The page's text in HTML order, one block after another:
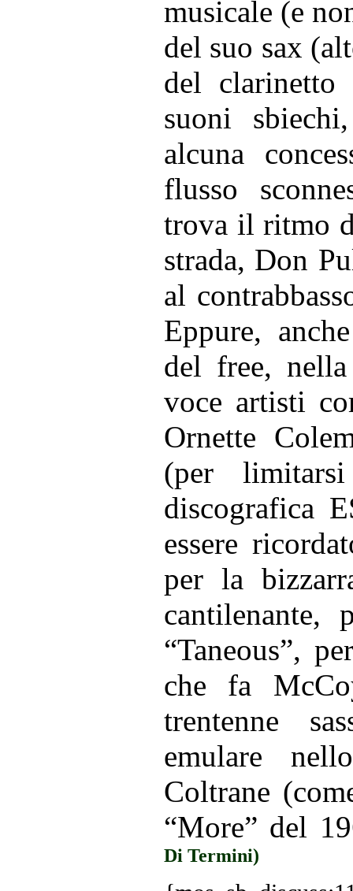
musicale (e
del suo sax
del clarinetto
suoni
alcuna
flusso
trova il ritmo
strada, Don
al
Eppure,
del free,
voce artisti
Ornette
(per
discografica
essere
per la
cantilenante,
“Taneous”,
che fa
trentenne
emulare
Coltrane
“More” del
Di Termini)